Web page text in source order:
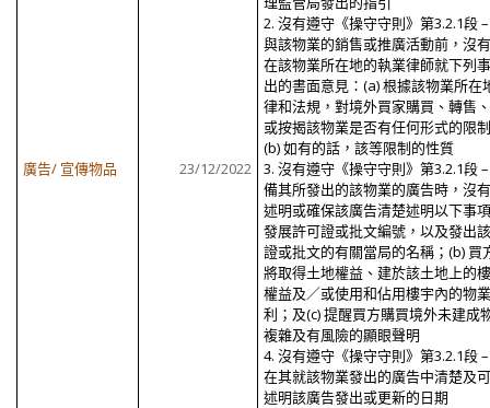
廣告/ 宣傳物品 23/12/2022
2. 沒有遵守《操守守則》第3.2.1段
與該物業的銷售或推廣活動前，沒
在該物業所在地的執業律師就下列
出的書面意見：(a) 根據該物業所在
律和法規，對境外買家購買、轉售
或按揭該物業是否有任何形式的限
(b) 如有的話，該等限制的性質
3. 沒有遵守《操守守則》第3.2.1段
備其所發出的該物業的廣告時，沒
述明或確保該廣告清楚述明以下事
發展許可證或批文編號，以及發出
證或批文的有關當局的名稱；(b) 買
將取得土地權益、建於該土地上的
權益及／或使用和佔用樓宇內的物
利；及(c) 提醒買方購買境外未建成
複雜及有風險的顯眼聲明
4. 沒有遵守《操守守則》第3.2.1段
在其就該物業發出的廣告中清楚及
述明該廣告發出或更新的日期